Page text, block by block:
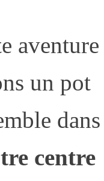
aventure
un pot
dans
centre